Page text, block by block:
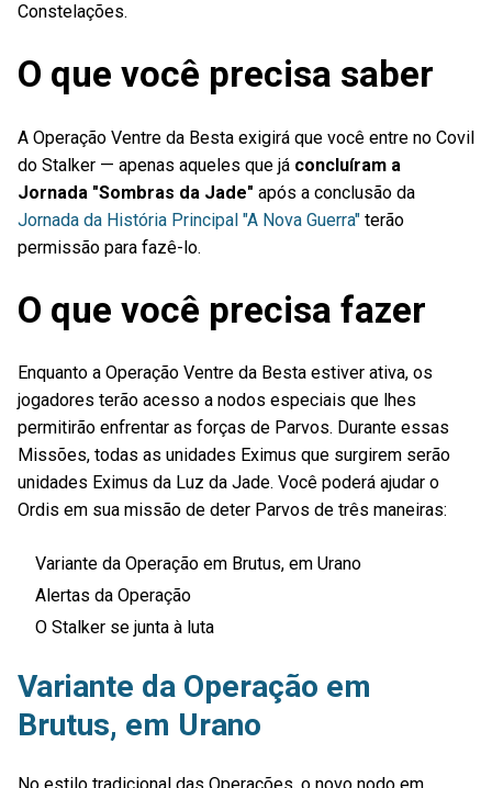
Constelações.
O que você precisa saber
A Operação Ventre da Besta exigirá que você entre no Covil
do Stalker — apenas aqueles que já concluíram a
Jornada "Sombras da Jade" após a conclusão da
Jornada da História Principal "A Nova Guerra" terão
permissão para fazê-lo.
O que você precisa fazer
Enquanto a Operação Ventre da Besta estiver ativa, os
jogadores terão acesso a nodos especiais que lhes
permitirão enfrentar as forças de Parvos. Durante essas
Missões, todas as unidades Eximus que surgirem serão
unidades Eximus da Luz da Jade. Você poderá ajudar o
Ordis em sua missão de deter Parvos de três maneiras:
Variante da Operação em Brutus, em Urano
Alertas da Operação
O Stalker se junta à luta
Variante da Operação em
Brutus, em Urano